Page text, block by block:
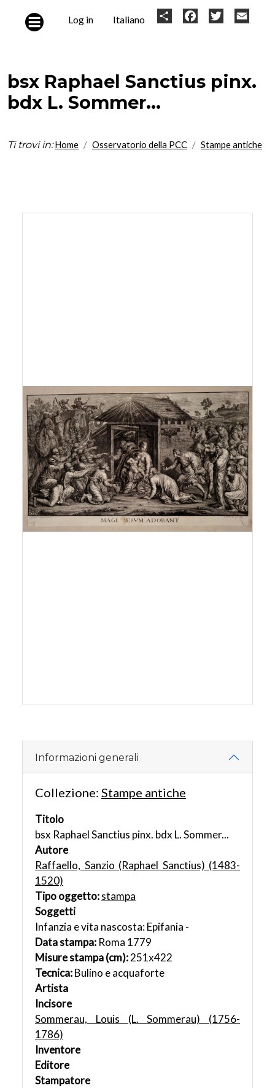
User
Log in Italiano Share FacebookTwitter
bsx Raphael Sanctius pinx.
bdx L. Sommer...
Ti trovi in: Home Osservatorio della PCC Stampe antiche
Informazioni generali
Collezione: Stampe antiche
Titolo
bsx Raphael Sanctius pinx. bdx L. Sommer...
Autore
Raffaello, Sanzio (Raphael Sanctius) (1483-
1520)
Tipo oggetto:stampa
Soggetti
Infanzia e vita nascosta: Epifania -
Data stampa: Roma 1779
Misure stampa (cm):251x422
Tecnica:Bulino e acquaforte
Artista
Incisore
Sommerau, Louis (L. Sommerau) (1756-
1786)
Inventore
Editore
Stampatore